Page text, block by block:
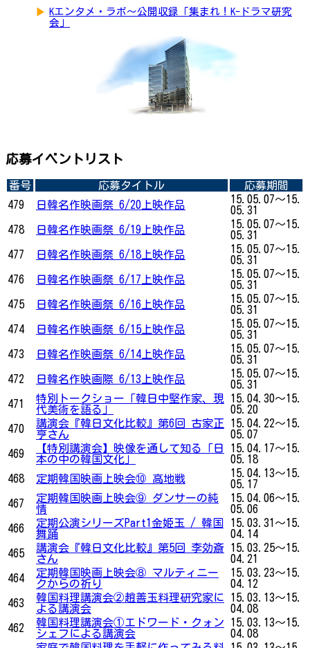
▶ Kエンタメ・ラボ～公開収録「集まれ！K-ドラマ研究
会」
応募イベントリスト
番号 応募タイトル
応募期間
479
日韓名作映画祭 6/20上映作品
15.05.07～15.
05.31
478
日韓名作映画祭 6/19上映作品
15.05.07～15.
05.31
477
日韓名作映画祭 6/18上映作品
15.05.07～15.
05.31
476
日韓名作映画祭 6/17上映作品
15.05.07～15.
05.31
475
日韓名作映画祭 6/16上映作品
15.05.07～15.
05.31
474
日韓名作映画祭 6/15上映作品
15.05.07～15.
05.31
473
日韓名作映画祭 6/14上映作品
15.05.07～15.
05.31
472
日韓名作映画際 6/13上映作品
15.05.07～15.
05.31
471
特別トークショー「韓日中堅作家、現
代美術を語る」
15.04.30～15.
05.20
470
講演会『韓日文化比較』第6回 古家正
亨さん
15.04.22～15.
05.07
469
【特別講演会】映像を通して知る「日
本の中の韓国文化」
15.04.17～15.
05.18
468
定期韓国映画上映会⑩ 高地戦
15.04.13～15.
05.17
467
定期韓国映画上映会⑨ ダンサーの純
情
15.04.06～15.
05.06
466
定期公演シリーズPart1金姫玉 / 韓国
舞踊
15.03.31～15.
04.14
465
講演会『韓日文化比較』第5回 李効斎
さん
15.03.25～15.
04.21
464
定期韓国映画上映会⑧ マルティニー
クからの祈り
15.03.23～15.
04.12
463
韓国料理講演会②趙善玉料理研究家に
よる講演会
15.03.13～15.
04.08
462
韓国料理講演会①エドワード・クォン
シェフによる講演会
15.03.13～15.
04.08